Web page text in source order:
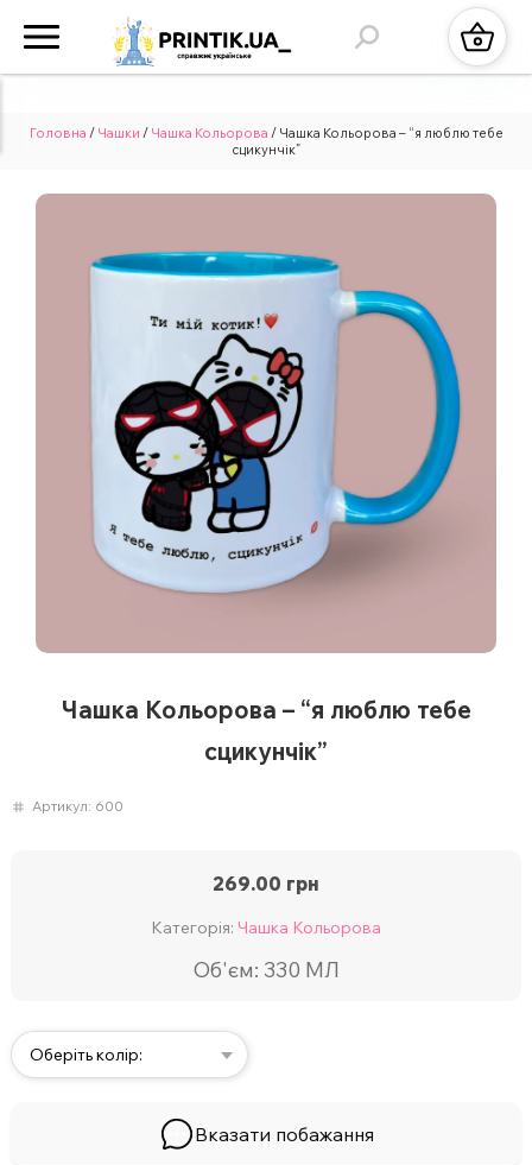
Головна / Чашки / Чашка Кольорова / Чашка Кольорова – “я люблю тебе
сцикунчік”
Чашка Кольорова – “я люблю тебе
сцикунчік”
Артикул: 600
269.00 грн
Категорія: Чашка Кольорова
Об'єм: 330 МЛ
Оберіть колір:
Вказати побажання